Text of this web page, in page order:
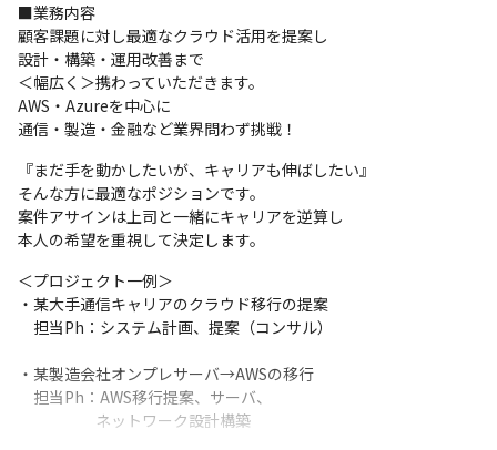
■業務内容
顧客課題に対し最適なクラウド活用を提案し
設計・構築・運用改善まで
＜幅広く＞携わっていただきます。
AWS・Azureを中心に
通信・製造・金融など業界問わず挑戦！
『まだ手を動かしたいが、キャリアも伸ばしたい』
そんな方に最適なポジションです。
案件アサインは上司と一緒にキャリアを逆算し
本人の希望を重視して決定します。
＜プロジェクト一例＞
・某大手通信キャリアのクラウド移行の提案
担当Ph：システム計画、提案（コンサル）
・某製造会社オンプレサーバ→AWSの移行
担当Ph：AWS移行提案、サーバ、
ネットワーク設計構築